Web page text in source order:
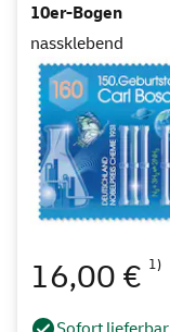
10er-Bogen
nassklebend
16,00 € 1)